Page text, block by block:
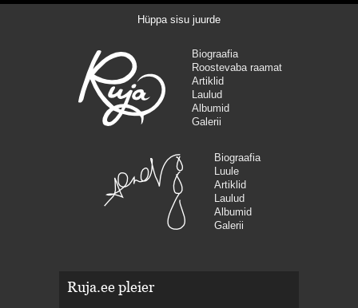
Hüppa sisu juurde
Biograafia
Roostevaba raamat
Artiklid
Laulud
Albumid
Galerii
Biograafia
Luule
Artiklid
Laulud
Albumid
Galerii
Ruja.ee pleier